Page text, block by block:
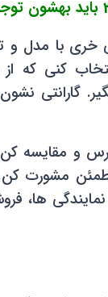
با مدل و
کنی که
بگیر.
رو از چند جا
مکانیک
ها،